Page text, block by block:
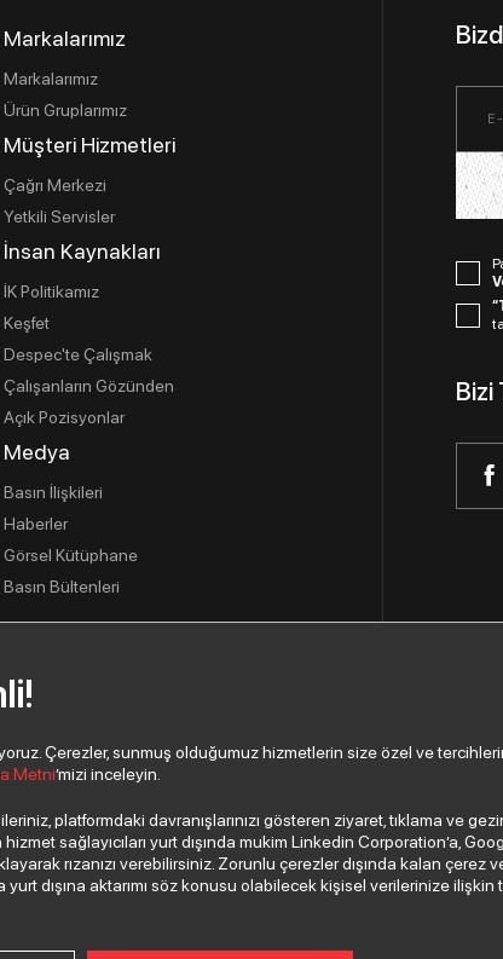
Markalarımız
Markalarımız
Ürün Gruplarımız
Müşteri Hizmetleri
Çağrı Merkezi
Yetkili Servisler
İnsan Kaynakları
İK Politikamız
Keşfet
Despec'te Çalışmak
Çalışanların Gözünden
Açık Pozisyonlar
Medya
Basın İlişkileri
Haberler
Görsel Kütüphane
Basın Bültenleri
Bizi
Çerezler, sunmuş olduğumuz hizmetlerin size özel ve
Metni’mizi inceleyin.
platformdaki davranışlarınızı gösteren ziyaret, tıklama ve
sağlayıcıları yurt dışında mukim Linkedin Corporation’a,
rızanızı verebilirsiniz. Zorunlu çerezler dışında kalan
yurt dışına aktarımı söz konusu olabilecek kişisel verilerinize